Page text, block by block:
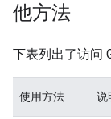
他方法
下表列出了访问
使用方法 说